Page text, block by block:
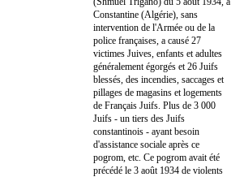
Constantine (Algérie), sans
intervention de l'Armée ou de la
police françaises, a causé 27
victimes Juives, enfants et adultes
généralement égorgés et 26 Juifs
blessés, des incendies, saccages et
pillages de magasins et logements
de Français Juifs. Plus de 3 000
Juifs - un tiers des Juifs
constantinois - ayant besoin
d'assistance sociale après ce
pogrom, etc. Ce pogrom avait été
précédé le 3 août 1934 de violents